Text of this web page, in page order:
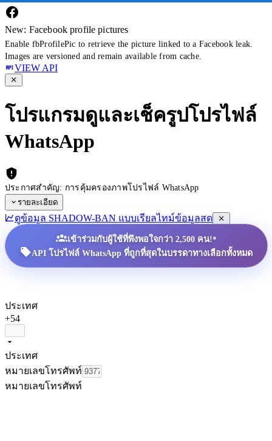
New: Facebook profile pictures
Enable fbProfilePic to retrieve the picture linked to a Facebook leak.
Images are versioned and remain available from cache.
VIEW API
โปรแกรมดูและเช็ครูปโปรไฟล์
WhatsApp
ประกาศสำคัญ: การคุ้มครองภาพโปรไฟล์ WhatsApp
รายละเอียด
ดูข้อมูล SHADOW-BAN แบบเรียลไทม์ข้อมูลสด
เข้าร่วมกับผู้ใช้ที่พึงพอใจกว่า 2,500 คน!•
API โปรไฟล์ WhatsApp ที่ถูกที่สุดในบรรดาทางเลือกทั้งหมด
ประเทศ
+54
ประเทศ
หมายเลขโทรศัพท์
หมายเลขโทรศัพท์